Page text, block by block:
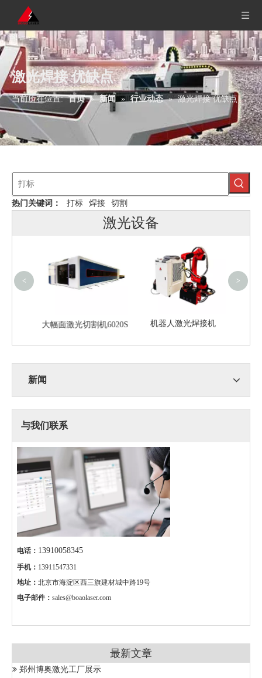
激光焊接 优缺点
当前所在位置: 首页 » 新闻 » 行业动态 » 激光焊接 优缺点
热门关键词： 打标 焊接 切割
激光设备
大幅面激光切割机6020S 机器人激光焊接机
< >
新闻
与我们联系
电话： 13910058345
手机： 13911547331
地址： 北京市海淀区西三旗建材城中路19号
电子邮件： sales@boaolaser.com
最新文章
郑州博奥激光工厂展示